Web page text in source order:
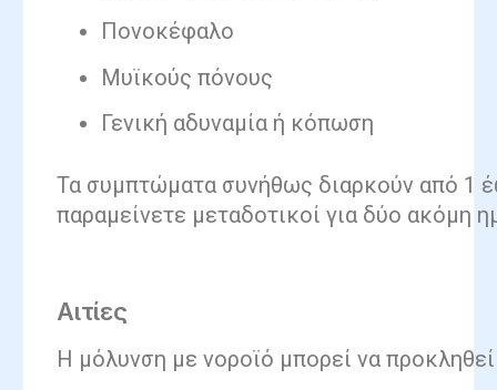
Πονοκέφαλο
Μυϊκούς πόνους
Γενική αδυναμία ή κόπωση
Τα συμπτώματα συνήθως διαρκούν από 1
παραμείνετε μεταδοτικοί για δύο ακόμη
Αιτίες
Η μόλυνση με νοροϊό μπορεί να